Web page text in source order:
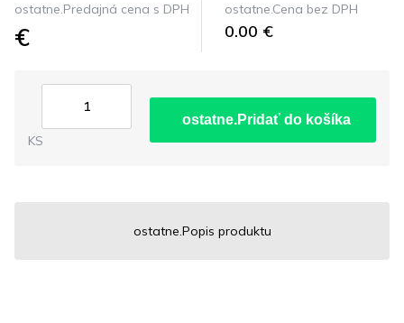
ostatne.Predajná cena s DPH
€
ostatne.Cena bez DPH
0.00 €
KS
ostatne.Pridať do košíka
ostatne.Popis produktu